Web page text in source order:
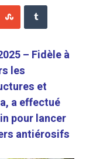
– Fidèle à
les
et
a effectué
pour lancer
antiérosifs